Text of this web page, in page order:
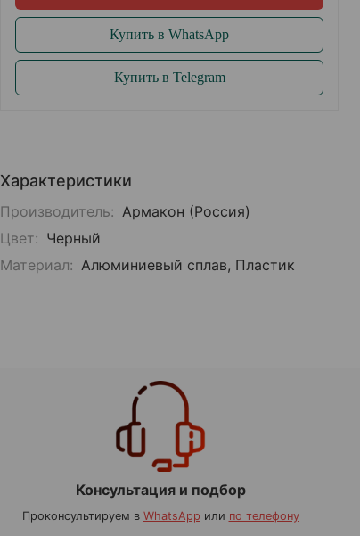
Характеристики
Производитель: Армакон (Россия)
Цвет: Черный
Материал: Алюминиевый сплав, Пластик
Купить в WhatsApp
Купить в Telegram
Консультация и подбор
Проконсультируем в WhatsApp или по телефону